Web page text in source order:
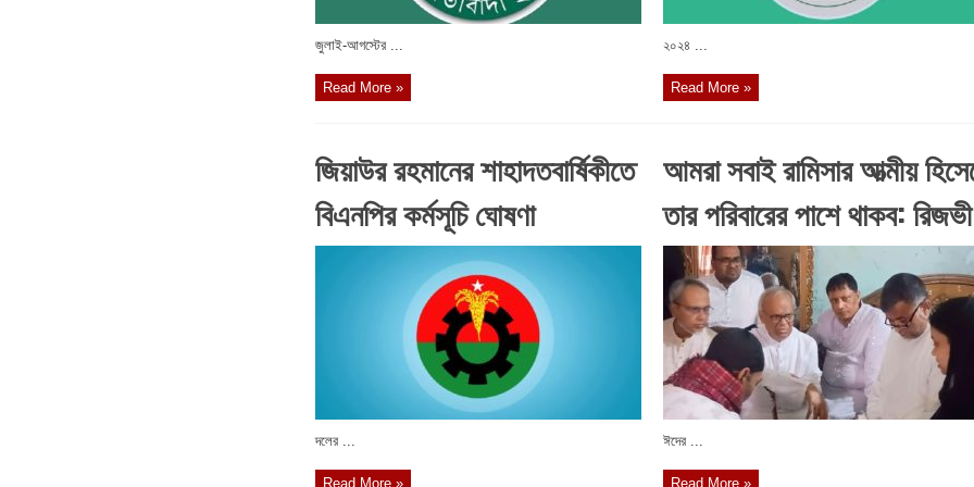
জুলাই-আগস্টের ...
Read More »
২০২৪ ...
Read More »
জিয়াউর রহমানের শাহাদতবার্ষিকীতে
বিএনপির কর্মসূচি ঘোষণা
দলের ...
Read More »
আমরা সবাই রামিসার আত্মীয়
তার পরিবারের পাশে থাকব: রিজভী
ঈদের ...
Read More »